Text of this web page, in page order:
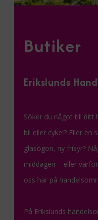
Butiker
Erikslunds
Söker du något till ditt
bil eller cykel? Eller en
glasögon, ny frisyr?
middagen – eller
oss här på
På Erikslunds